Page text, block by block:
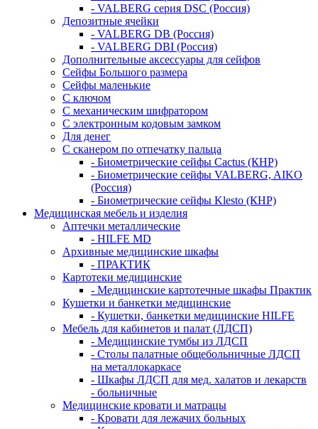
- VALBERG серия DSC (Россия)
Депозитные ячейки
- VALBERG DB (Россия)
- VALBERG DBI (Россия)
Дополнительные аксессуары для сейфов
Сейфы Большого размера
Сейфы маленькие
С ключом
С механическим шифратором
С электронным кодовым замком
Для денег
С сканером по отпечатку пальца
- Биометрические сейфы Cactus (КНР)
- Биометрические сейфы VALBERG, AIKO
(Россия)
- Биометрические сейфы Klesto (КНР)
Медицинская мебель и изделия
Аптечки металлические
- HILFE MD
Архивные медицинские шкафы
- ПРАКТИК
Картотеки медицинские
- Медицинские картотечные шкафы Практик
Кушетки и банкетки медицинские
- Кушетки, банкетки медицинские HILFE
Мебель для кабинетов и палат (ЛДСП)
- Медицинские тумбы из ЛДСП
- Столы палатные общебольничные ЛДСП
на металлокаркасе
- Шкафы ЛДСП для мед. халатов и лекарств
- больничные
Медицинские кровати и матрацы
- Кровати для лежачих больных